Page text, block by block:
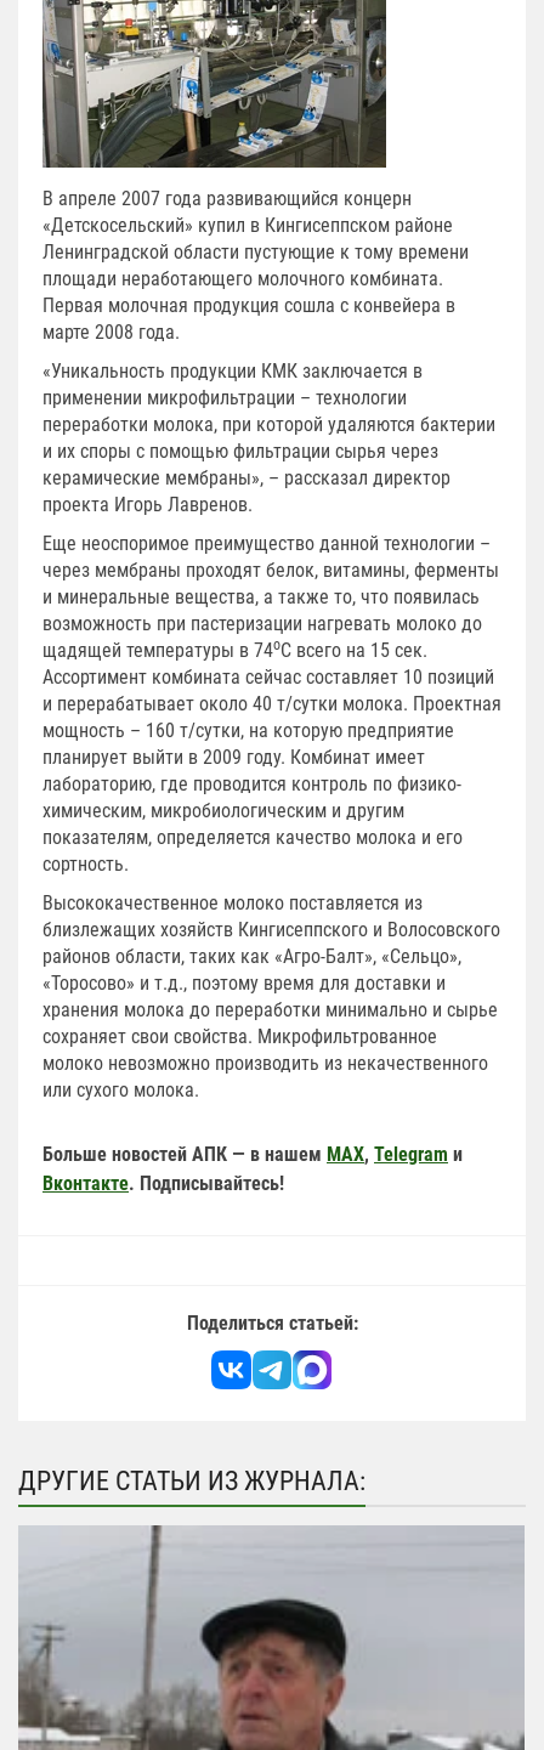
В апреле 2007 года развивающийся концерн
«Детскосельский» купил в Кингисеппском районе
Ленинградской области пустующие к тому времени
площади неработающего молочного комбината.
Первая молочная продукция сошла с конвейера в
марте 2008 года.
«Уникальность продукции КМК заключается в
применении микрофильтрации – технологии
переработки молока, при которой удаляются бактерии
и их споры с помощью фильтрации сырья через
керамические мембраны», – рассказал директор
проекта Игорь Лавренов.
Еще неоспоримое преимущество данной технологии –
через мембраны проходят белок, витамины, ферменты
и минеральные вещества, а также то, что появилась
возможность при пастеризации нагревать молоко до
щадящей температуры в 74оС всего на 15 сек.
Ассортимент комбината сейчас составляет 10 позиций
и перерабатывает около 40 т/сутки молока. Проектная
мощность – 160 т/сутки, на которую предприятие
планирует выйти в 2009 году. Комбинат имеет
лабораторию, где проводится контроль по физико-
химическим, микробиологическим и другим
показателям, определяется качество молока и его
сортность.
Высококачественное молоко поставляется из
близлежащих хозяйств Кингисеппского и Волосовского
районов области, таких как «Агро-Балт», «Сельцо»,
«Торосово» и т.д., поэтому время для доставки и
хранения молока до переработки минимально и сырье
сохраняет свои свойства. Микрофильтрованное
молоко невозможно производить из некачественного
или сухого молока.
Больше новостей АПК — в нашем MAX, Telegram и
Вконтакте. Подписывайтесь!
Поделиться статьей:
ДРУГИЕ СТАТЬИ ИЗ ЖУРНАЛА: